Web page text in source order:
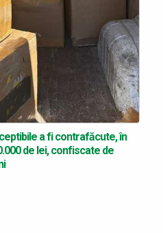
a fi contrafăcute, în
de lei, confiscate de